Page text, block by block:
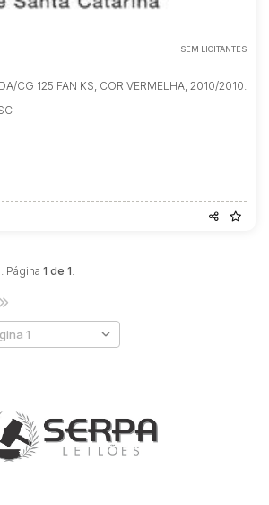
efetuar lances ou
SEM LICITANTES
CG 125 FAN KS, COR VERMELHA, 2010/2010.
Página 1 de 1.